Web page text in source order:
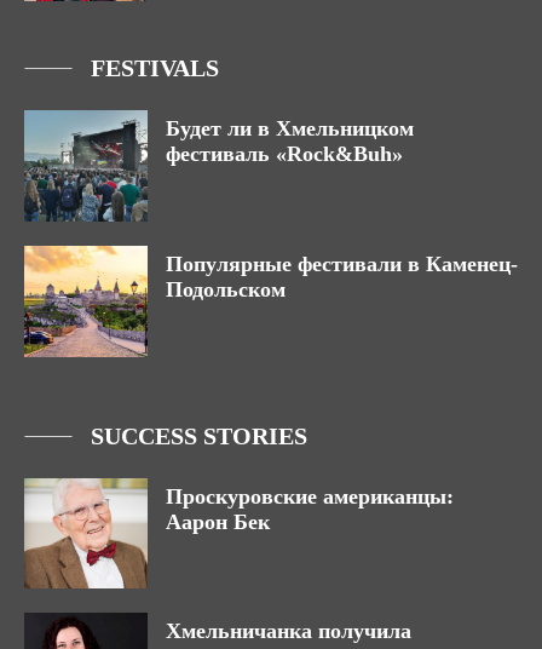
FESTIVALS
Будет ли в Хмельницком
фестиваль «Rock&Buh»
Популярные фестивали в Каменец-
Подольском
SUCCESS STORIES
Проскуровские американцы:
Аарон Бек
Хмельничанка получила